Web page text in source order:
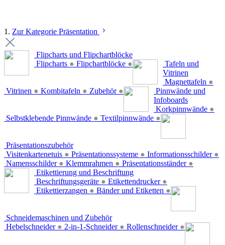
1. Zur Kategorie Präsentation
Flipcharts und Flipchartblöcke
Flipcharts ● Flipchartblöcke ●
Tafeln und
Vitrinen
Magnettafeln ●
Vitrinen ● Kombitafeln ● Zubehör ●
Pinnwände und
Infoboards
Korkpinnwände ●
Selbstklebende Pinnwände ● Textilpinnwände ●
Präsentationszubehör
Visitenkartenetuis ● Präsentationssysteme ● Informationsschilder ●
Namensschilder ● Klemmrahmen ● Präsentationsständer ●
Etikettierung und Beschriftung
Beschriftungsgeräte ● Etikettendrucker ●
Etikettierzangen ● Bänder und Etiketten ●
Schneidemaschinen und Zubehör
Hebelschneider ● 2-in-1-Schneider ● Rollenschneider ●